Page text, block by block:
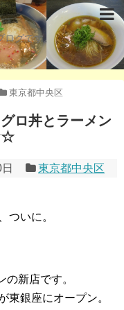
グです。
東京都中央区
ロ丼とラーメン
東京都中央区
ついに。
新店です。
東銀座にオープン。